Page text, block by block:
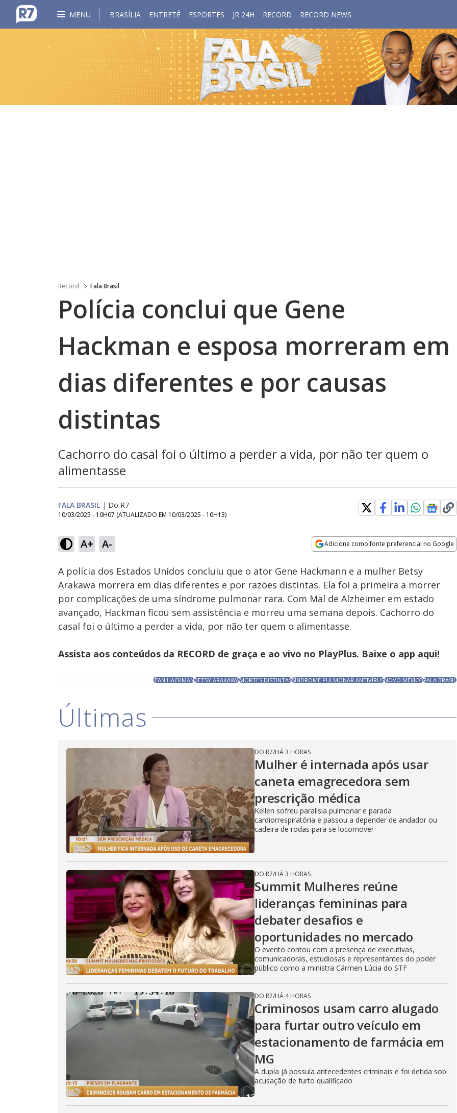
MENU BRASÍLIA ENTRETÊ ESPORTES JR 24H RECORD RECORD NEWS
Record Fala Brasil
Polícia conclui que Gene
Hackman e esposa morreram em
dias diferentes e por causas
distintas
Cachorro do casal foi o último a perder a vida, por não ter quem o
alimentasse
FALA BRASIL | Do R7
10/03/2025 - 10H07 (ATUALIZADO EM 10/03/2025 - 10H13)
A+ A- Adicione como fonte preferencial no Google
Ativar
Som
Velocidade
A polícia dos Estados Unidos concluiu que o ator Gene Hackmann e a mulher Betsy
Arakawa morrera em dias diferentes e por razões distintas. Ela foi a primeira a morrer
por complicações de uma síndrome pulmonar rara. Com Mal de Alzheimer em estado
avançado, Hackman ficou sem assistência e morreu uma semana depois. Cachorro do
casal foi o último a perder a vida, por não ter quem o alimentasse.
Assista aos conteúdos da RECORD de graça e ao vivo no PlayPlus. Baixe o app aqui!
JEAN HACKMANBETSY ARAKAWAMORTES DISTINTASSÍNDROME PULMONAR ANTIVÍRUSNOVO MÉXICOFALA BRASIL
Últimas
DO R7/HÁ 3 HORAS
Mulher é internada após usar
caneta emagrecedora sem
prescrição médica
Kellen sofreu paralisia pulmonar e parada
cardiorrespiratória e passou a depender de andador ou
cadeira de rodas para se locomover
DO R7/HÁ 3 HORAS
Summit Mulheres reúne
lideranças femininas para
debater desafios e
oportunidades no mercado
O evento contou com a presença de executivas,
comunicadoras, estudiosas e representantes do poder
público como a ministra Cármen Lúcia do STF
DO R7/HÁ 4 HORAS
Criminosos usam carro alugado
para furtar outro veículo em
estacionamento de farmácia em
MG
A dupla já possuía antecedentes criminais e foi detida sob
acusação de furto qualificado